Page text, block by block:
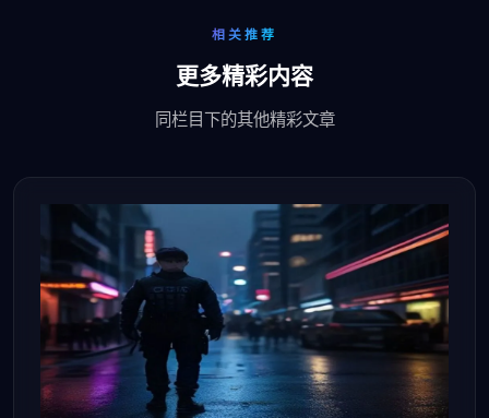
相关推荐
更多精彩内容
同栏目下的其他精彩文章